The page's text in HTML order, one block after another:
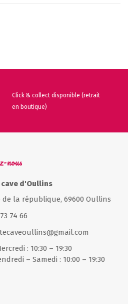
Click & collect disponible (retrait
en boutique)
nous
d'Oullins
de la république, 69600 Oullins
74 66
: 10:30 – 19:30
– Samedi : 10:00 – 19:30